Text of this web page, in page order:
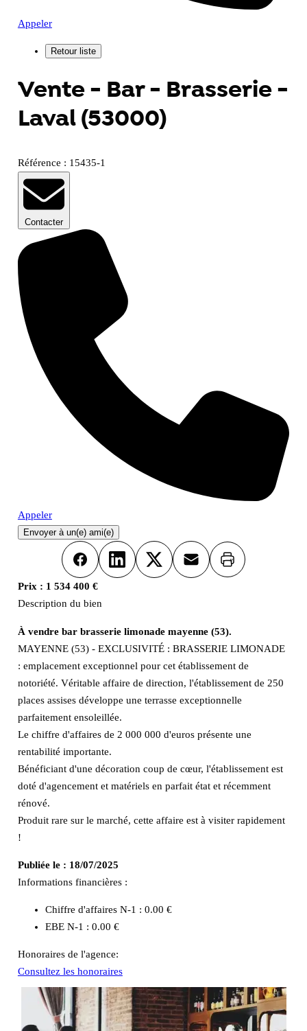
Appeler
Vente - Bar - Brasserie -
Laval (53000)
Référence : 15435-1
Contacter
Appeler
Envoyer à un(e) ami(e)
FacebookLinkedInX Email Imprimer
Prix : 1 534 400 €
Description du bien
À vendre bar brasserie limonade mayenne (53).
MAYENNE (53) - EXCLUSIVITÉ : BRASSERIE LIMONADE
: emplacement exceptionnel pour cet établissement de
notoriété. Véritable affaire de direction, l'établissement de 250
places assises développe une terrasse exceptionnelle
parfaitement ensoleillée.
Le chiffre d'affaires de 2 000 000 d'euros présente une
rentabilité importante.
Bénéficiant d'une décoration coup de cœur, l'établissement est
doté d'agencement et matériels en parfait état et récemment
rénové.
Produit rare sur le marché, cette affaire est à visiter rapidement
!
Publiée le : 18/07/2025
Informations financières :
Chiffre d'affaires N-1 : 0.00 €
EBE N-1 : 0.00 €
Honoraires de l'agence:
Consultez les honoraires